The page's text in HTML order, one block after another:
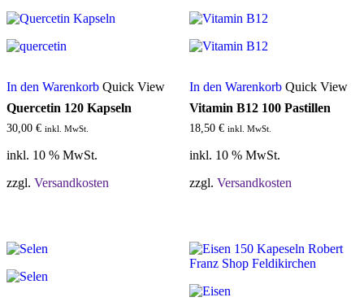
In den Warenkorb Quick View
Quercetin 120 Kapseln
30,00 € inkl. MwSt.
inkl. 10 % MwSt.
zzgl. Versandkosten
In den Warenkorb Quick View
Vitamin B12 100 Pastillen
18,50 € inkl. MwSt.
inkl. 10 % MwSt.
zzgl. Versandkosten